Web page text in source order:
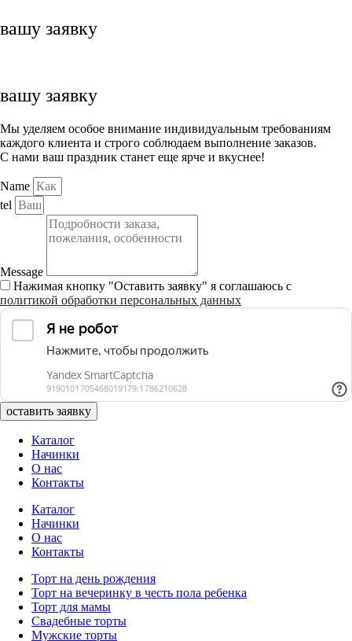
вашу заявку
вашу заявку
Мы уделяем особое внимание индивидуальным требованиям
каждого клиента и строго соблюдаем выполнение заказов.
С нами ваш праздник станет еще ярче и вкуснее!
Name
tel
Message
Нажимая кнопку "Оставить заявку" я соглашаюсь с
политикой обработки персональных данных
оставить заявку
Каталог
Начинки
О нас
Контакты
Каталог
Начинки
О нас
Контакты
Торт на день рождения
Торт на вечеринку в честь пола ребенка
Торт для мамы
Свадебные торты
Мужские торты